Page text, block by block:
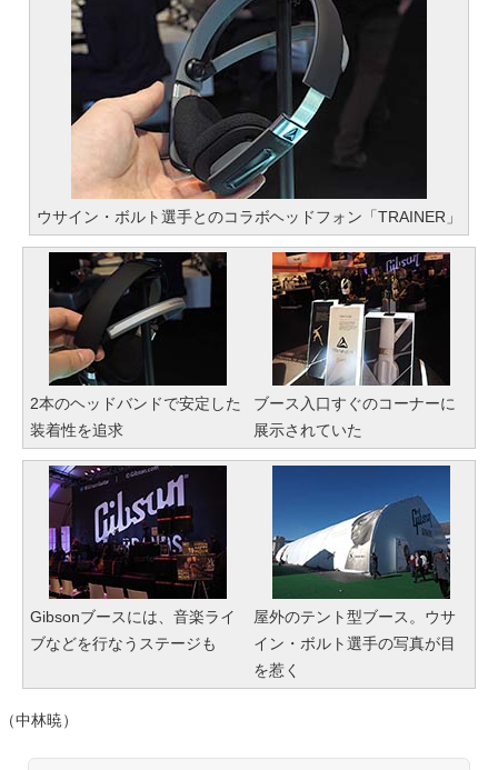
ウサイン・ボルト選手とのコラボヘッドフォン「TRAINER」
2本のヘッドバンドで安定した
装着性を追求
ブース入口すぐのコーナーに
展示されていた
Gibsonブースには、音楽ライ
ブなどを行なうステージも
屋外のテント型ブース。ウサ
イン・ボルト選手の写真が目
を惹く
（中林暁）